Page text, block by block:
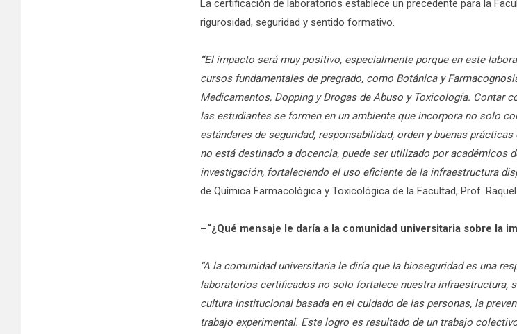
La certificación de laboratorios establece un precedente para la
rigurosidad, seguridad y sentido formativo.
“El impacto será muy positivo, especialmente porque en este
cursos fundamentales de pregrado, como Botánica y
Medicamentos, Dopping y Drogas de Abuso y Toxicología. Contar
las estudiantes se formen en un ambiente que incorpora no solo
estándares de seguridad, responsabilidad, orden y buenas
no está destinado a docencia, puede ser utilizado por académicos
investigación, fortaleciendo el uso eficiente de la infraestructura
de Química Farmacológica y Toxicológica de la Facultad, Prof. Raquel
–“¿Qué mensaje le daría a la comunidad universitaria sobre la
“A la comunidad universitaria le diría que la bioseguridad es una
laboratorios certificados no solo fortalece nuestra infraestructura,
cultura institucional basada en el cuidado de las personas, la
trabajo experimental. Este logro es resultado de un trabajo